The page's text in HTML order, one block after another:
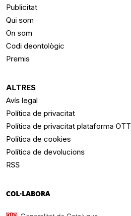
Publicitat
Qui som
On som
Codi deontològic
Premis
ALTRES
Avís legal
Política de privacitat
Política de privacitat plataforma OTT
Política de cookies
Política de devolucions
RSS
COL·LABORA